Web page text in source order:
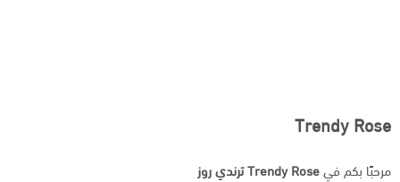
Trendy Rose
مرحبًا بكم فيTrendy Rose ترندي روز